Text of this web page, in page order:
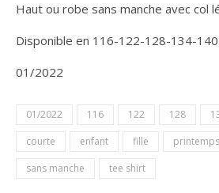
Haut ou robe sans manche avec
Disponible en 116-122-128-134-
01/2022
01/2022 116 122 128
courte
enfant fille printemps
sans manche
tee shirt